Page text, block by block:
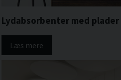
Lydabsorbenter med plader
Læs mere